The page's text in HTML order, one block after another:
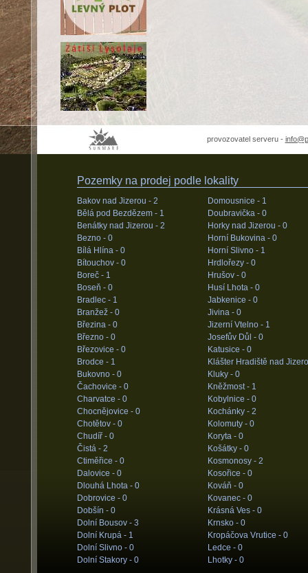
provozovatel serveru -
Pozemky na prodej podle lokality
Bakov nad Jizerou - 2
Bělá pod Bezdězem - 1
Benátky nad Jizerou - 2
Bezno - 0
Bílá Hlína - 0
Bítouchov - 0
Boreč - 1
Boseň - 0
Bradlec - 1
Branžež - 0
Březina - 0
Březno - 0
Březovice - 0
Brodce - 1
Bukovno - 0
Čachovice - 0
Charvatce - 0
Chocnějovice - 0
Chotětov - 0
Chudíř - 0
Čistá - 2
Ctiměřice - 0
Dalovice - 0
Dlouhá Lhota - 0
Dobrovice - 0
Dobšín - 0
Dolní Bousov - 3
Dolní Krupá - 1
Dolní Slivno - 0
Dolní Stakory - 0
Domousnice - 1
Doubravička - 0
Horky nad Jizerou - 0
Horní Bukovina - 0
Horní Slivno - 1
Hrdlořezy - 0
Hrušov - 0
Husí Lhota - 0
Jabkenice - 0
Jivina - 0
Jizerní Vtelno - 1
Josefův Důl - 0
Katusice - 0
Klášter Hradiště nad
Kluky - 0
Kněžmost - 1
Kobylnice - 0
Kochánky - 2
Kolomuty - 0
Koryta - 0
Košátky - 0
Kosmonosy - 2
Kosořice - 0
Kováň - 0
Kovanec - 0
Krásná Ves - 0
Krnsko - 0
Kropáčova Vrutice - 0
Ledce - 0
Lhotky - 0